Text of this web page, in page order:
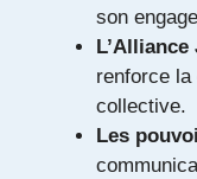
son
renforce
collective.
Les